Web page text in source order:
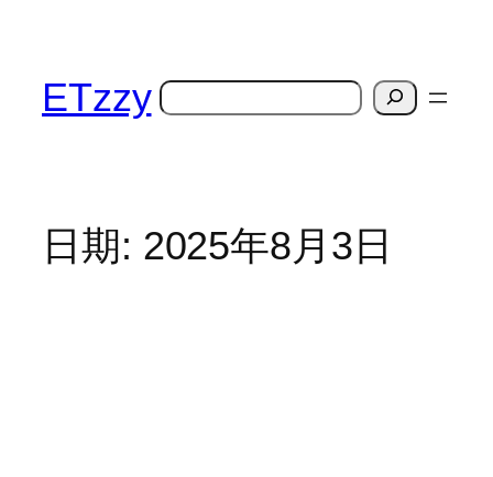
ETzzy 搜
日期: 2025年8月3日